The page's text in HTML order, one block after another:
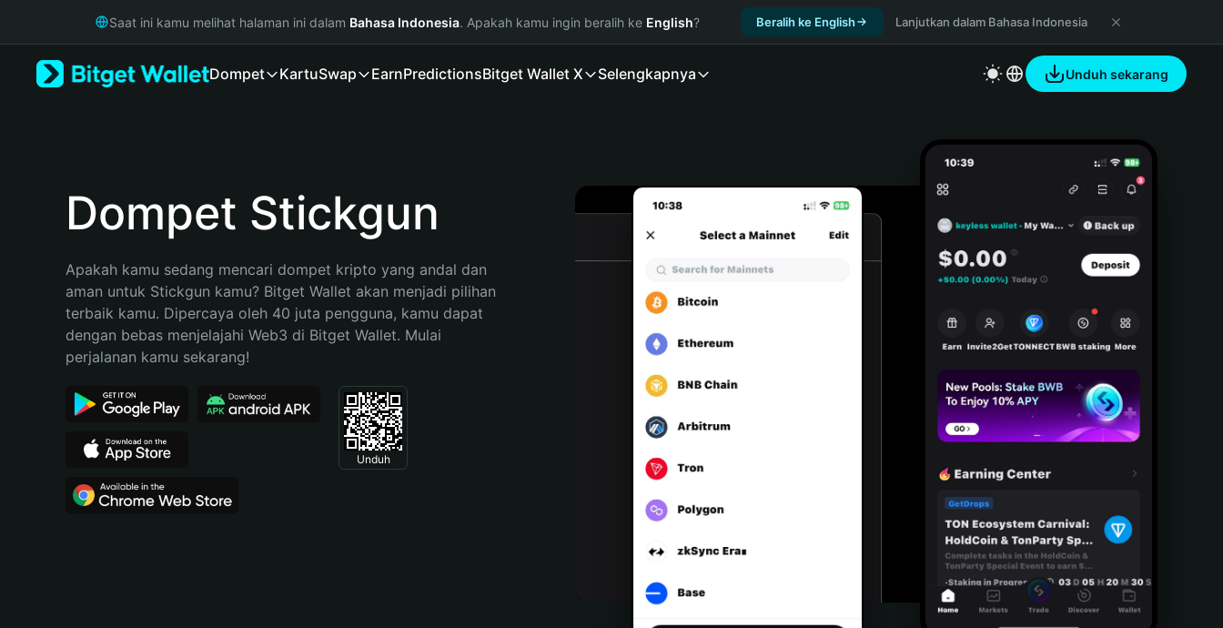
Русский
Bahasa Indonesia
Español (Argentina)
Saat ini kamu melihat halaman ini dalam Bahasa Indonesia. Apakah kamu ingin beralih ke English? Beralih ke English Lanjutkan dalam Bahasa Indonesia
Dompet KartuSwap EarnPredictionsBitget Wallet X Selengkapnya Unduh sekarang
Dompet Stickgun
Apakah kamu sedang mencari dompet kripto yang andal dan
aman untuk Stickgun kamu? Bitget Wallet akan menjadi pilihan
terbaik kamu. Dipercaya oleh 40 juta pengguna, kamu dapat
dengan bebas menjelajahi Web3 di Bitget Wallet. Mulai
perjalanan kamu sekarang!
Unduh